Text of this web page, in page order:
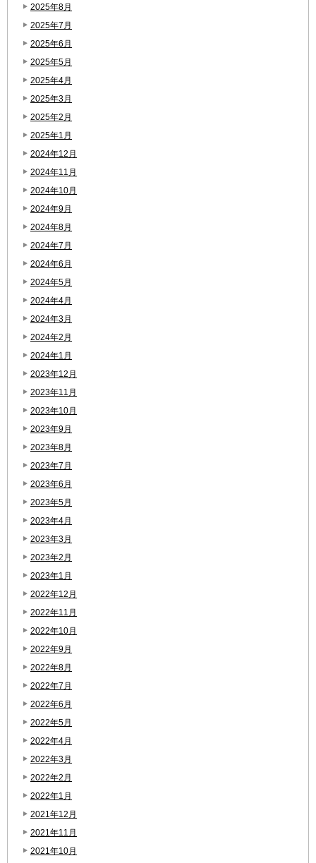
2025年8月
2025年7月
2025年6月
2025年5月
2025年4月
2025年3月
2025年2月
2025年1月
2024年12月
2024年11月
2024年10月
2024年9月
2024年8月
2024年7月
2024年6月
2024年5月
2024年4月
2024年3月
2024年2月
2024年1月
2023年12月
2023年11月
2023年10月
2023年9月
2023年8月
2023年7月
2023年6月
2023年5月
2023年4月
2023年3月
2023年2月
2023年1月
2022年12月
2022年11月
2022年10月
2022年9月
2022年8月
2022年7月
2022年6月
2022年5月
2022年4月
2022年3月
2022年2月
2022年1月
2021年12月
2021年11月
2021年10月